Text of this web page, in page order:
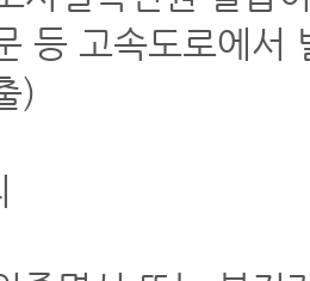
등 고속도로에서
)